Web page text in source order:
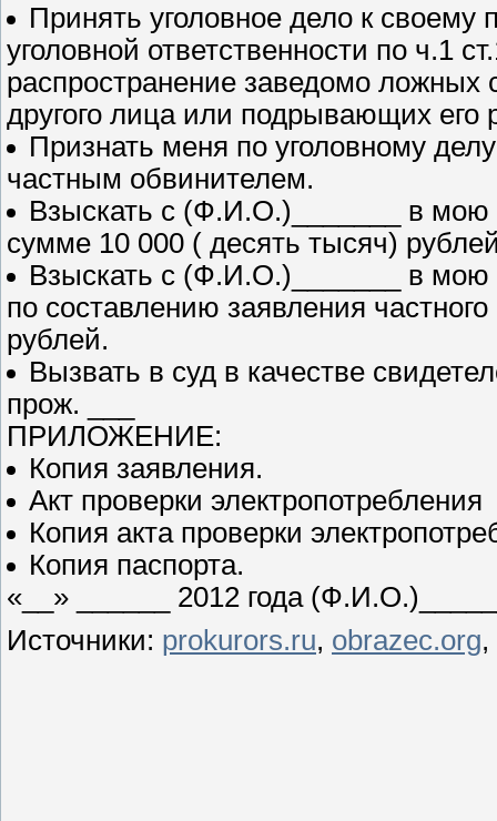
Принять уголовное дело к своему
уголовной ответственности по ч.1
распространение заведомо ложных
другого лица или подрывающих его
Признать меня по уголовному
частным обвинителем.
Взыскать с (Ф.И.О.)_______ в мою
сумме 10 000 ( десять тысяч)
Взыскать с (Ф.И.О.)_______ в мою
по составлению заявления
рублей.
Вызвать в суд в качестве
прож. ___
ПРИЛОЖЕНИЕ:
Копия заявления.
Акт проверки электропотребления
Копия акта проверки
Копия паспорта.
«__» ______ 2012 года
Источники: prokurors.ru, obrazec.org,